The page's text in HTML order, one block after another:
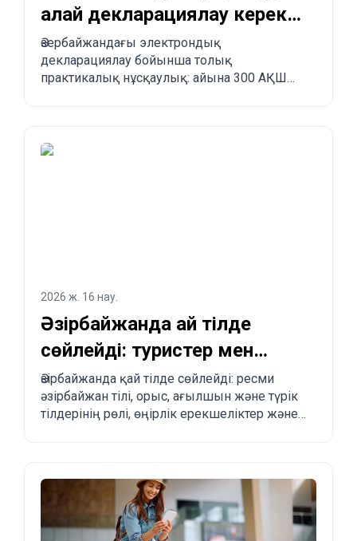
қалай декларациялау керек
және Қытайдан
Әзербайжанға қалай
Әзербайжандағы электрондық
декларациялау бойынша толық
практикалық нұсқаулық: айына 300 АҚШ
Қытайдан, Түркиядан, АҚШ-тан және басқа
2026 ж. 16 нау.
Әзірбайжанда қай тілде
сөйлейді: туристер мен
көшуді жоспарлағандар
үшін толық түсіндірме
Әзірбайжанда қай тілде сөйлейді: ресми
әзірбайжан тілі, орыс, ағылшын және түрік
тілдерінің рөлі, өңірлік ерекшеліктер және